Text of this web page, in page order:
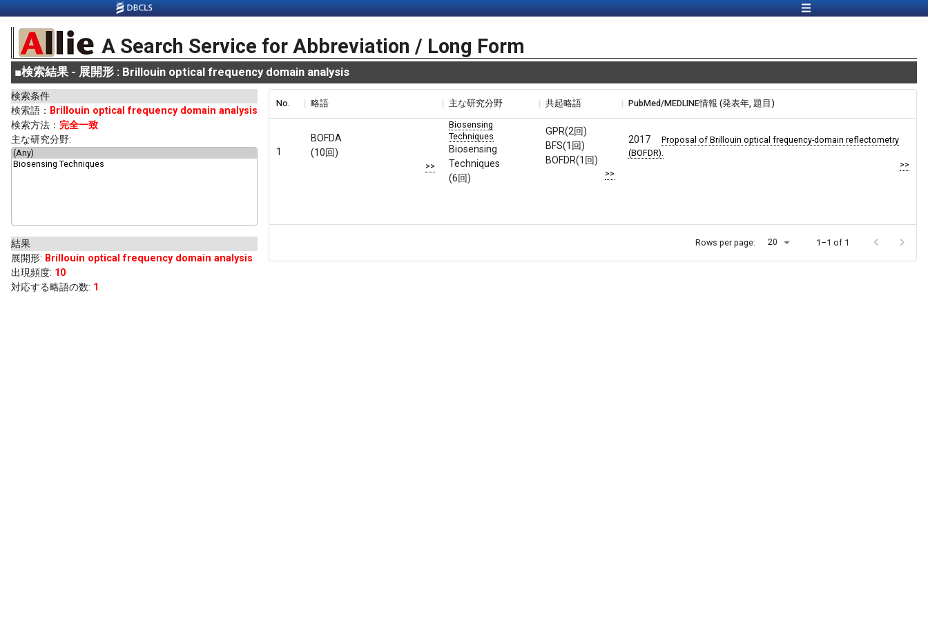
A Search Service for Abbreviation / Long Form
■検索結果 - 展開形 : Brillouin optical frequency domain analysis
検索条件
検索語： Brillouin optical frequency domain analysis
検索方法： 完全一致
主な研究分野:
結果
展開形: Brillouin optical frequency domain analysis
出現頻度: 10
対応する略語の数: 1
No. 略語 主な研究分野 共起略語 PubMed/MEDLINE情報 (発表年, 題目)
1
BOFDA
(10回)
>>
Biosensing
Techniques
Biosensing
Techniques
(6回)
GPR(2回)
BFS(1回)
BOFDR(1回)
>>
2017
Proposal of Brillouin optical frequency-domain reflectometry
(BOFDR).
>>
Rows per page: 20 1–1 of 1